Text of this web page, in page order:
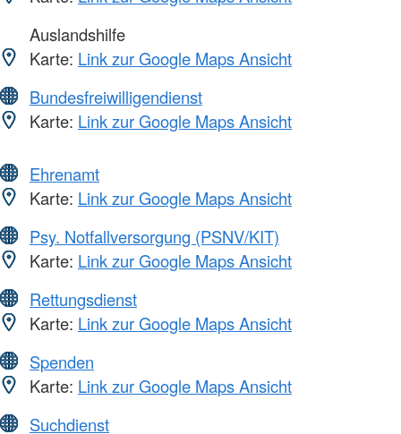
Auslandshilfe
Karte: Link zur Google Maps Ansicht
Bundesfreiwilligendienst
Karte: Link zur Google Maps Ansicht
Ehrenamt
Karte: Link zur Google Maps Ansicht
Psy. Notfallversorgung (PSNV/KIT)
Karte: Link zur Google Maps Ansicht
Rettungsdienst
Karte: Link zur Google Maps Ansicht
Spenden
Karte: Link zur Google Maps Ansicht
Suchdienst